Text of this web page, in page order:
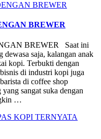
BREWER
BREWER Saat ini
saja, kalangan anak
kopi. Terbukti dengan
di industri kopi juga
di coffee shop
sangat suka dengan
…